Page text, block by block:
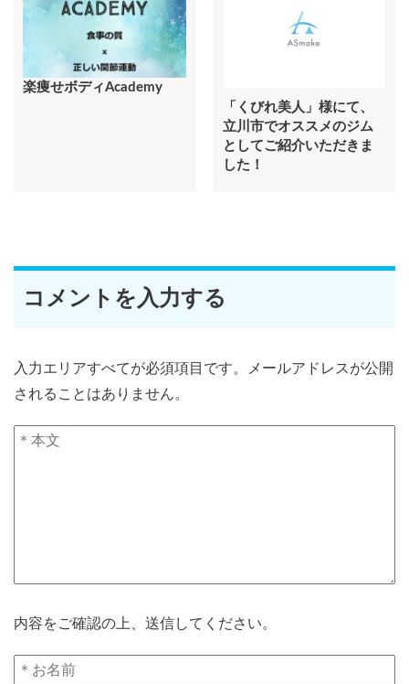
楽痩せボディAcademy
「くびれ美人」様にて、
立川市でオススメのジム
としてご紹介いただきま
した！
コメントを入力する
入力エリアすべてが必須項目です。メールアドレスが公開
されることはありません。
内容をご確認の上、送信してください。